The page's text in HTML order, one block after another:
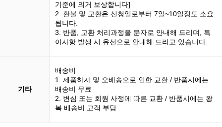
기준에 의거 보상합니다]
2. 환불 및 교환은 신청일로부터 7일~10일정도 소요
됩니다.
3. 반품, 교환 처리과정을 문자로 안내해 드리며, 특
이사항 발생 시 유선으로 안내해 드리고 있습니다.
기타
배송비
1. 제품하자 및 오배송으로 인한 교환 / 반품시에는
배송비 무료
2. 변심 또는 회원 사정에 따른 교환 / 반품시에는 왕
복 배송비 고객 부담